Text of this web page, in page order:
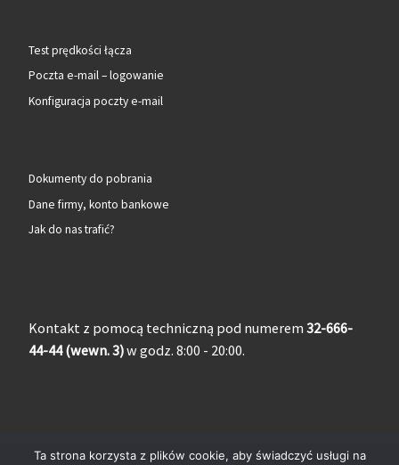
Test prędkości łącza
Poczta e-mail – logowanie
Konfiguracja poczty e-mail
Dokumenty do pobrania
Dane firmy, konto bankowe
Jak do nas trafić?
Kontakt z pomocą techniczną pod numerem 32-666-
44-44 (wewn. 3)w godz. 8:00 - 20:00.
Ta strona korzysta z plików cookie, aby świadczyć usługi na